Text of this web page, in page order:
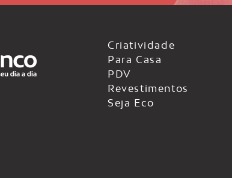
Criatividade
Para Casa
PDV
Revestimentos
Seja Eco